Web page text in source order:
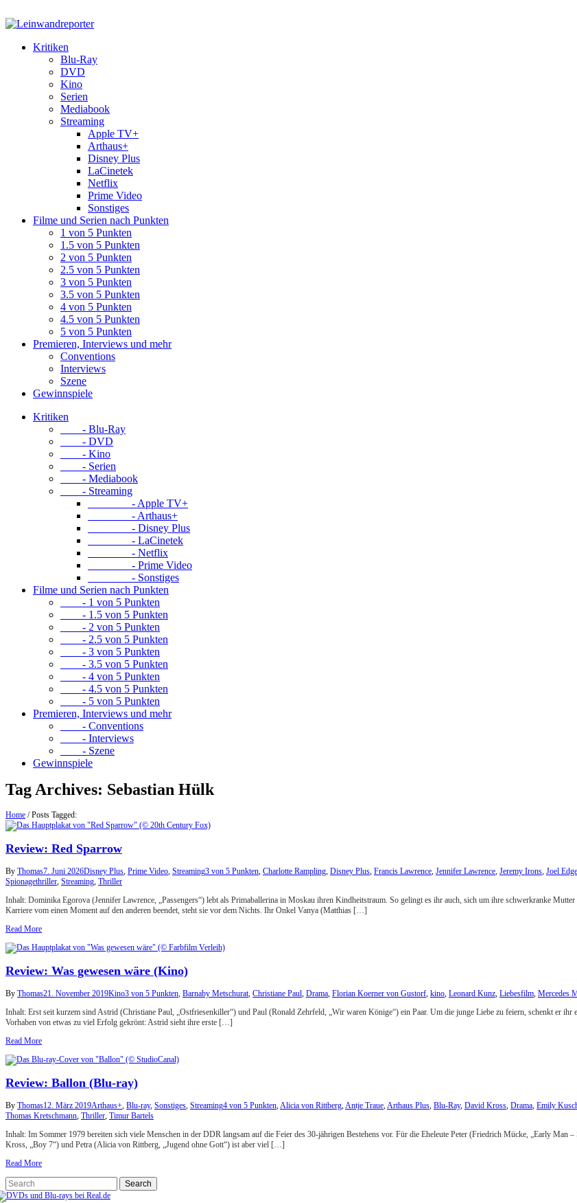
Kritiken
Blu-Ray
DVD
Kino
Serien
Mediabook
Streaming
Apple TV+
Arthaus+
Disney Plus
LaCinetek
Netflix
Prime Video
Sonstiges
Filme und Serien nach Punkten
1 von 5 Punkten
1.5 von 5 Punkten
2 von 5 Punkten
2.5 von 5 Punkten
3 von 5 Punkten
3.5 von 5 Punkten
4 von 5 Punkten
4.5 von 5 Punkten
5 von 5 Punkten
Premieren, Interviews und mehr
Conventions
Interviews
Szene
Gewinnspiele
Kritiken
- Blu-Ray
- DVD
- Kino
- Serien
- Mediabook
- Streaming
- Apple TV+
- Arthaus+
- Disney Plus
- LaCinetek
- Netflix
- Prime Video
- Sonstiges
Filme und Serien nach Punkten
- 1 von 5 Punkten
- 1.5 von 5 Punkten
- 2 von 5 Punkten
- 2.5 von 5 Punkten
- 3 von 5 Punkten
- 3.5 von 5 Punkten
- 4 von 5 Punkten
- 4.5 von 5 Punkten
- 5 von 5 Punkten
Premieren, Interviews und mehr
- Conventions
- Interviews
- Szene
Gewinnspiele
Tag Archives: Sebastian Hülk
Home /Posts Tagged:
Review: Red Sparrow
By Thomas7. Juni 2026Disney Plus, Prime Video, Streaming3 von 5 Punkten, Charlotte Rampling, Disney Plus, Francis Lawrence, Jennifer Lawrence, Jeremy Irons, Joel
Spionagethriller, Streaming, Thriller
Inhalt: Dominika Egorova (Jennifer Lawrence, „Passengers“) lebt als Primaballerina in Moskau ihren Kindheitstraum. So gelingt es ihr auch, sich um ihre schwerkranke
Karriere vom einen Moment auf den anderen beendet, steht sie vor dem Nichts. Ihr Onkel Vanya (Matthias […]
Read More
Review: Was gewesen wäre (Kino)
By Thomas21. November 2019Kino3 von 5 Punkten, Barnaby Metschurat, Christiane Paul, Drama, Florian Koerner von Gustorf, kino, Leonard Kunz, Liebesfilm, Mercedes
Inhalt: Erst seit kurzem sind Astrid (Christiane Paul, „Ostfriesenkiller“) und Paul (Ronald Zehrfeld, „Wir waren Könige“) ein Paar. Um die junge Liebe zu feiern, schenkt er
Vorhaben von etwas zu viel Erfolg gekrönt: Astrid sieht ihre erste […]
Read More
Review: Ballon (Blu-ray)
By Thomas12. März 2019Arthaus+ Blu-ray, Sonstiges Streaming4 von 5 Punkten Alicia von Rittberg Antje Traue Arthaus Plus Blu-Ray, David Kross Drama Emily
Thomas Kretschmann Thriller Timur Bartels
Inhalt: Im Sommer 1979 bereiten sich viele Menschen in der DDR langsam auf die Feier des 30-jährigen Bestehens vor. Für die Eheleute Peter (Friedrich Mücke, „Early
Kross, „Boy 7“) und Petra (Alicia von Rittberg, „Jugend ohne Gott“) ist aber viel […]
Read More